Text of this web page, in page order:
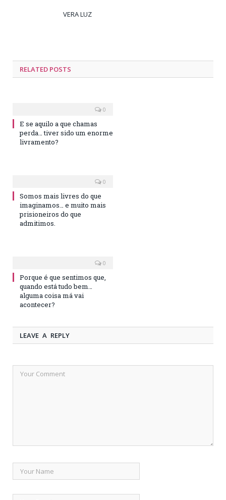
VERA LUZ
RELATED POSTS
0
E se aquilo a que chamas
perda… tiver sido um enorme
livramento?
0
Somos mais livres do que
imaginamos… e muito mais
prisioneiros do que
admitimos.
0
Porque é que sentimos que,
quando está tudo bem…
alguma coisa má vai
acontecer?
LEAVE A REPLY